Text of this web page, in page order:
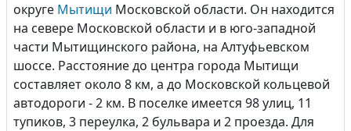
округе Мытищи Московской области. Он находится
на севере Московской области и в юго-западной
части Мытищинского района, на Алтуфьевском
шоссе. Расстояние до центра города Мытищи
составляет около 8 км, а до Московской кольцевой
автодороги - 2 км. В поселке имеется 98 улиц, 11
тупиков, 3 переулка, 2 бульвара и 2 проезда. Для